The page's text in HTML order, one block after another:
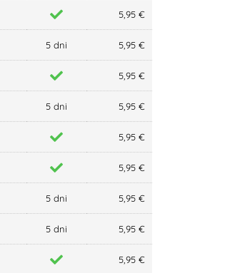
5,95 €
5 dni 5,95 €
5,95 €
5 dni 5,95 €
5,95 €
5,95 €
5 dni 5,95 €
5 dni 5,95 €
5,95 €